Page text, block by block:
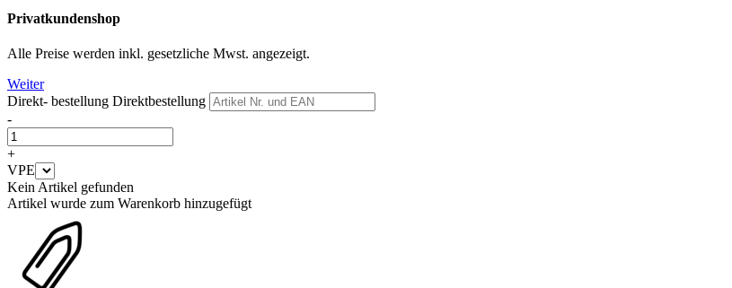
Privatkundenshop
Alle Preise werden inkl. gesetzliche Mwst. angezeigt.
Weiter
Direkt- bestellung Direktbestellung
-
+
VPE
Kein Artikel gefunden
Artikel wurde zum Warenkorb hinzugefügt